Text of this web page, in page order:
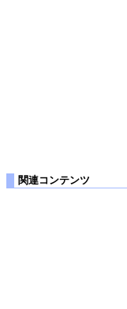
関連コンテンツ